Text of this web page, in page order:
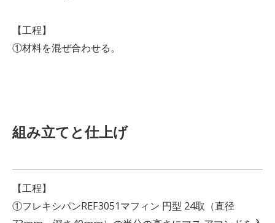
【工程】
①材料を混ぜ合わせる。
組み立てと仕上げ
【工程】
①フレキシパンREF3051マフィン 円型 24取（直径